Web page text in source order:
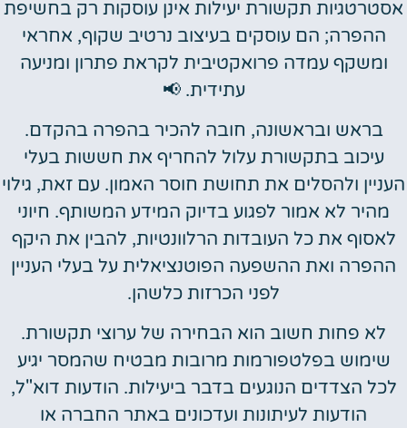
אסטרטגיות תקשורת יעילות אינן עוסקות רק בחשיפת
ההפרה; הם עוסקים בעיצוב נרטיב שקוף, אחראי
ומשקף עמדה פרואקטיבית לקראת פתרון ומניעה
עתידית. 📢
בראש ובראשונה, חובה להכיר בהפרה בהקדם.
עיכוב בתקשורת עלול להחריף את חששות בעלי
העניין ולהסלים את תחושת חוסר האמון. עם זאת, גילוי
מהיר לא אמור לפגוע בדיוק המידע המשותף. חיוני
לאסוף את כל העובדות הרלוונטיות, להבין את היקף
ההפרה ואת ההשפעה הפוטנציאלית על בעלי העניין
לפני הכרזות כלשהן.
לא פחות חשוב הוא הבחירה של ערוצי תקשורת.
שימוש בפלטפורמות מרובות מבטיח שהמסר יגיע
לכל הצדדים הנוגעים בדבר ביעילות. הודעות דוא"ל,
הודעות לעיתונות ועדכונים באתר החברה או